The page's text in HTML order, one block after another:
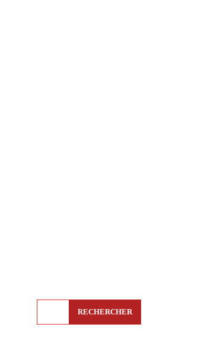
RECHERCHER